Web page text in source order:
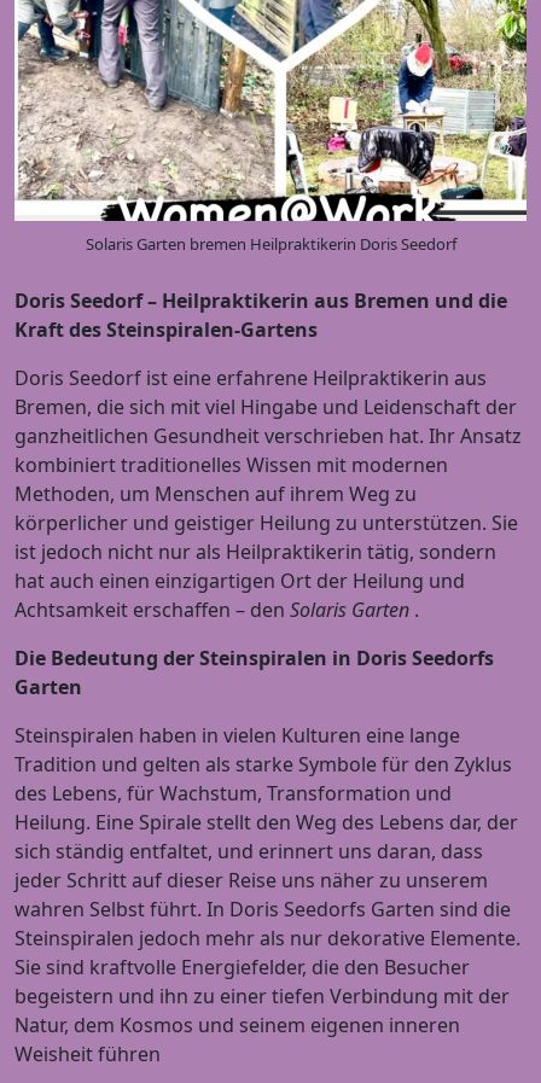
Solaris Garten bremen Heilpraktikerin Doris Seedorf
Doris Seedorf – Heilpraktikerin aus Bremen und die
Kraft des Steinspiralen-Gartens
Doris Seedorf ist eine erfahrene Heilpraktikerin aus
Bremen, die sich mit viel Hingabe und Leidenschaft der
ganzheitlichen Gesundheit verschrieben hat. Ihr Ansatz
kombiniert traditionelles Wissen mit modernen
Methoden, um Menschen auf ihrem Weg zu
körperlicher und geistiger Heilung zu unterstützen. Sie
ist jedoch nicht nur als Heilpraktikerin tätig, sondern
hat auch einen einzigartigen Ort der Heilung und
Achtsamkeit erschaffen – den Solaris Garten .
Die Bedeutung der Steinspiralen in Doris Seedorfs
Garten
Steinspiralen haben in vielen Kulturen eine lange
Tradition und gelten als starke Symbole für den Zyklus
des Lebens, für Wachstum, Transformation und
Heilung. Eine Spirale stellt den Weg des Lebens dar, der
sich ständig entfaltet, und erinnert uns daran, dass
jeder Schritt auf dieser Reise uns näher zu unserem
wahren Selbst führt. In Doris Seedorfs Garten sind die
Steinspiralen jedoch mehr als nur dekorative Elemente.
Sie sind kraftvolle Energiefelder, die den Besucher
begeistern und ihn zu einer tiefen Verbindung mit der
Natur, dem Kosmos und seinem eigenen inneren
Weisheit führen